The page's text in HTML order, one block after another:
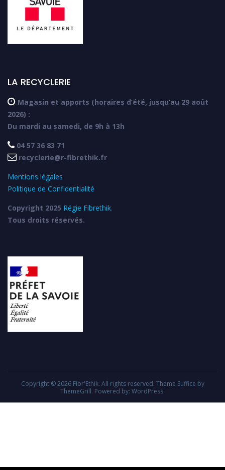
LA RECYCLERIE
 Magasin et apports (horaires d’été, jusqu’au 29 août
2026) :
Du mardi au samedi, de 9h à 13h
 04 57 36 83 71
 recyclerie@r-fibrethik.fr
Mentions légales
Politique de Confidentialité
Copyright 2025 Régie Fibrethik.
Tous droits réservés.
Copyright © 2026 Fibr'Ethik. All rights reserved. Theme Suffice by
ThemeGrill. Powered by: WordPress.